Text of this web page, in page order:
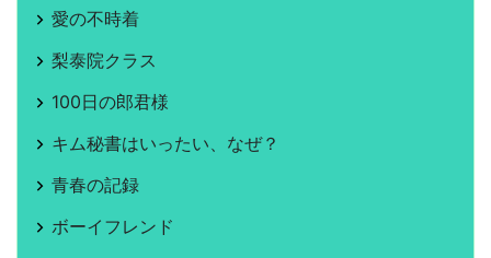
愛の不時着
梨泰院クラス
100日の郎君様
キム秘書はいったい、なぜ？
青春の記録
ボーイフレンド